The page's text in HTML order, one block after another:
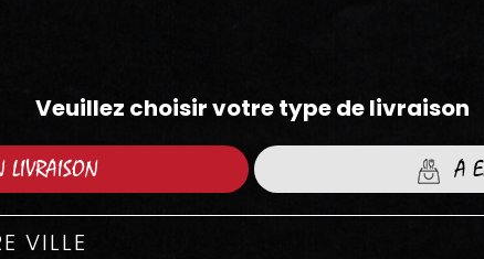
SAVEURS DU MONDE